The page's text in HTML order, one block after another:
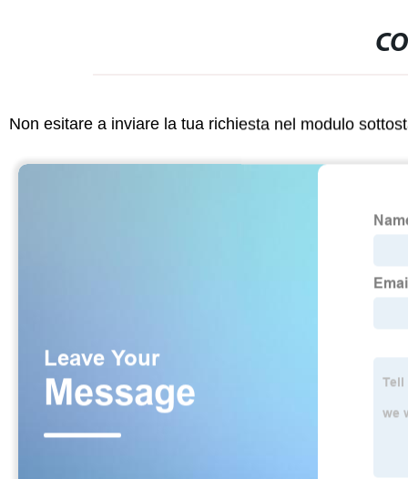
Non esitare a inviare la tua richiesta nel modulo